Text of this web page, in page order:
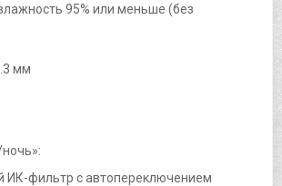
95% или меньше (без
мм
ИК-фильтр с автопереключением